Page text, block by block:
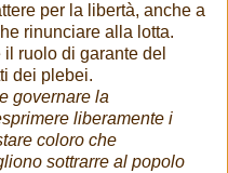
per la libertà, anche a
rinunciare alla lotta.
ruolo di garante del
dei plebei.
governare la
liberamente i
coloro che
sottrarre al popolo